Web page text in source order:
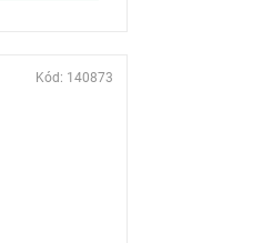
Kód: 140873